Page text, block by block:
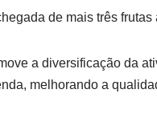
de mais três
a diversificação da
melhorando a